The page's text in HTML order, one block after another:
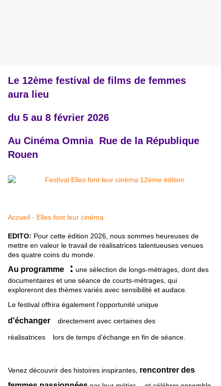
Le 12ème festival de films de femmes
aura lieu
du 5 au 8 février 2026
Au Cinéma Omnia Rue de la République
Rouen
Accueil - Elles font leur cinéma
EDITO: Pour cette édition 2026, nous sommes heureuses de
mettre en valeur le travail de réalisatrices talentueuses venues
des quatre coins du monde.
Au programme : une sélection de longs-métrages, dont des
documentaires et une séance de courts-métrages, qui
exploreront des thèmes variés avec sensibilité et audace.
Le festival offrira également l’opportunité unique
d'échanger directement avec certaines des
réalisatrices lors de temps d’échange en fin de séance.
Venez découvrir des histoires inspirantes, rencontrer des